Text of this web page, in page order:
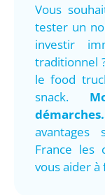
Vous
tester un
investir
traditionnel
le food
snack.
avantages
France les
vous aider à